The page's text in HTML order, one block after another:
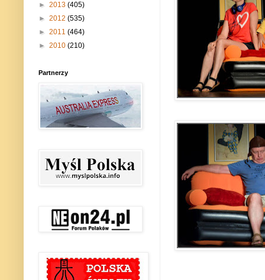
► 2013 (405)
► 2012 (535)
► 2011 (464)
► 2010 (210)
Partnerzy